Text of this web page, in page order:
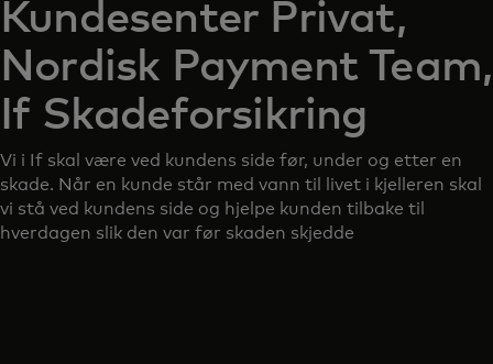
Kundesenter Privat,
Nordisk Payment Team,
If Skadeforsikring
Vi i If skal være ved kundens side før, under og etter en
skade. Når en kunde står med vann til livet i kjelleren skal
vi stå ved kundens side og hjelpe kunden tilbake til
hverdagen slik den var før skaden skjedde